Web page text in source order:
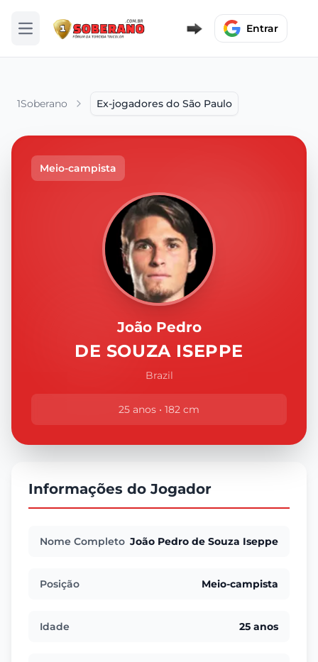
Abrir menu Entrar
1Soberano Ex-jogadores do São Paulo
Meio-campista
João Pedro
DE SOUZA ISEPPE
Brazil
25 anos • 182 cm
Informações do Jogador
Nome Completo João Pedro de Souza Iseppe
Posição Meio-campista
Idade 25 anos